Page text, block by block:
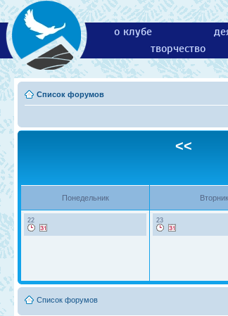
о клубе
творчество
Список форумов
<<
Понедельник Вторник
22 23
Список форумов